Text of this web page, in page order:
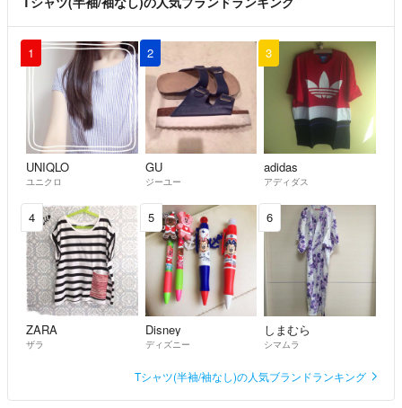
1
UNIQLO
ユニクロ
2
GU
ジーユー
3
adidas
アディダス
4
ZARA
ザラ
5
Disney
ディズニー
6
しまむら
シマムラ
Tシャツ(半袖/袖なし)の人気ブランドランキング